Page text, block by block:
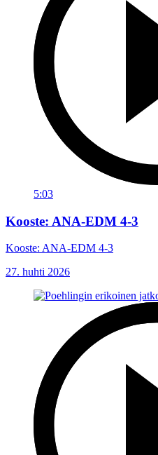
5:03
Kooste: ANA-EDM 4-3
Kooste: ANA-EDM 4-3
27. huhti 2026